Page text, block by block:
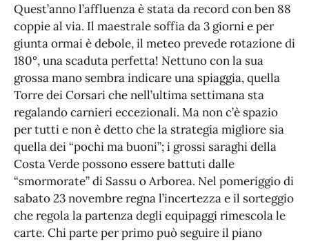
Quest’anno l’affluenza è stata da record con ben 88
coppie al via. Il maestrale soffia da 3 giorni e per
giunta ormai è debole, il meteo prevede rotazione di
180°, una scaduta perfetta! Nettuno con la sua
grossa mano sembra indicare una spiaggia, quella
Torre dei Corsari che nell’ultima settimana sta
regalando carnieri eccezionali. Ma non c’è spazio
per tutti e non è detto che la strategia migliore sia
quella dei “pochi ma buoni”; i grossi saraghi della
Costa Verde possono essere battuti dalle
“smormorate” di Sassu o Arborea. Nel pomeriggio di
sabato 23 novembre regna l’incertezza e il sorteggio
che regola la partenza degli equipaggi rimescola le
carte. Chi parte per primo può seguire il piano